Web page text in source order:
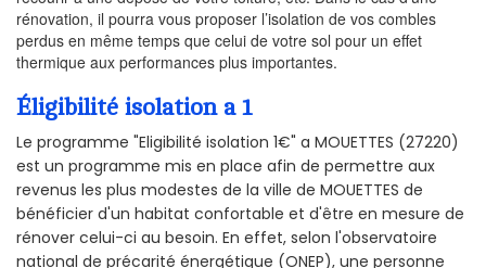
rénovation, il pourra vous proposer l’isolation de vos combles
perdus en même temps que celui de votre sol pour un effet
thermique aux performances plus importantes.
Éligibilité isolation a 1
Le programme "Eligibilité isolation 1€" a MOUETTES (27220)
est un programme mis en place afin de permettre aux
revenus les plus modestes de la ville de MOUETTES de
bénéficier d'un habitat confortable et d'être en mesure de
rénover celui-ci au besoin. En effet, selon l'observatoire
national de précarité énergétique (ONEP), une personne